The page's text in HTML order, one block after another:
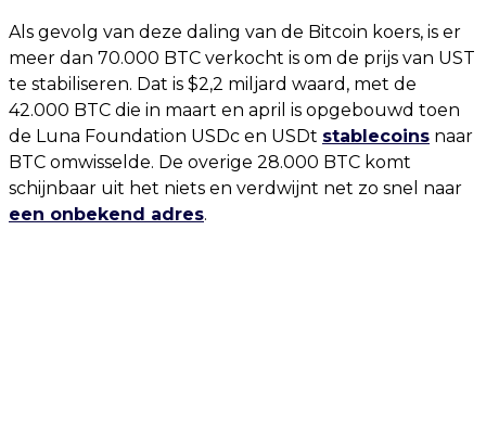
Als gevolg van deze daling van de Bitcoin koers, is er
meer dan 70.000 BTC verkocht is om de prijs van UST
te stabiliseren. Dat is $2,2 miljard waard, met de
42.000 BTC die in maart en april is opgebouwd toen
de Luna Foundation USDc en USDt stablecoins naar
BTC omwisselde. De overige 28.000 BTC komt
schijnbaar uit het niets en verdwijnt net zo snel naar
een onbekend adres.